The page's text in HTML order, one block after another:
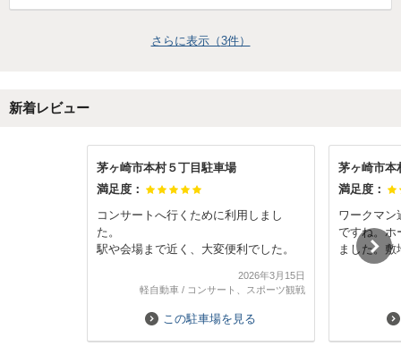
さらに表示（3件）
新着レビュー
茅ヶ崎市本村５丁目駐車場
満足度：
コンサートへ行くために利用しまし
た。
駅や会場まで近く、大変便利でした。
2026年3月15日
軽自動車/ コンサート、スポーツ観戦
この駐車場を見る
茅ヶ崎市本
満足度：
ワークマン
ですね。ホ
ました。敷
って安心